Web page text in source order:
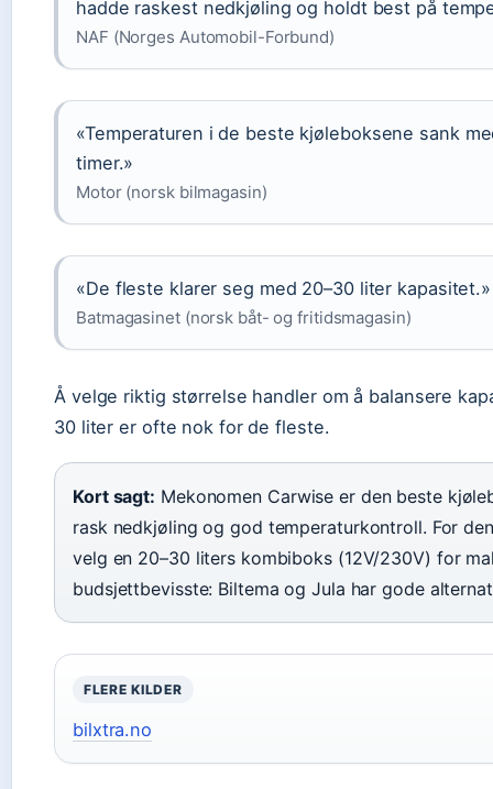
hadde raskest nedkjøling og holdt best på
NAF (Norges Automobil-Forbund)
«Temperaturen i de beste kjøleboksene sank
timer.»
Motor (norsk bilmagasin)
«De fleste klarer seg med 20–30 liter kapasitet.»
Batmagasinet (norsk båt- og fritidsmagasin)
Å velge riktig størrelse handler om å balansere
30 liter er ofte nok for de fleste.
Kort sagt: Mekonomen Carwise er den beste
rask nedkjøling og god temperaturkontroll. For
velg en 20–30 liters kombiboks (12V/230V) for
budsjettbevisste: Biltema og Jula har gode
FLERE KILDER
bilxtra.no